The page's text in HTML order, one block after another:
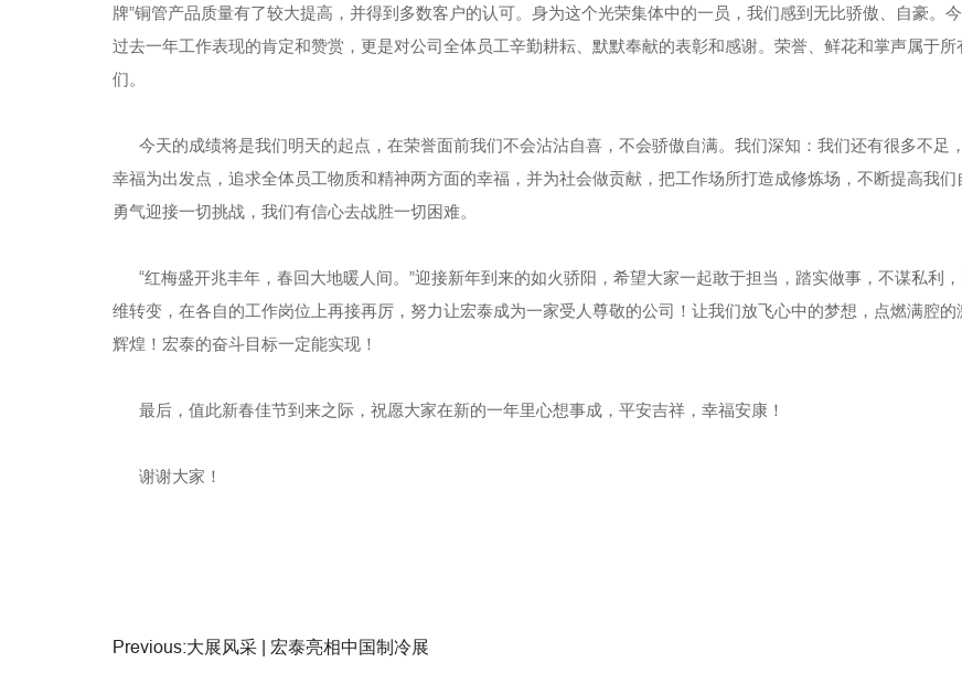
牌”铜管产品质量有了较大提高，并得到多数客户的认可。身为这个光荣集体中的一员，我们感到无比骄傲、自豪。
过去一年工作表现的肯定和赞赏，更是对公司全体员工辛勤耕耘、默默奉献的表彰和感谢。荣誉、鲜花和掌声属于
们。
今天的成绩将是我们明天的起点，在荣誉面前我们不会沾沾自喜，不会骄傲自满。我们深知：我们还有很多不足
幸福为出发点，追求全体员工物质和精神两方面的幸福，并为社会做贡献，把工作场所打造成修炼场，不断提高我
勇气迎接一切挑战，我们有信心去战胜一切困难。
“红梅盛开兆丰年，春回大地暖人间。”迎接新年到来的如火骄阳，希望大家一起敢于担当，踏实做事，不谋私利
维转变，在各自的工作岗位上再接再厉，努力让宏泰成为一家受人尊敬的公司！让我们放飞心中的梦想，点燃满腔
辉煌！宏泰的奋斗目标一定能实现！
最后，值此新春佳节到来之际，祝愿大家在新的一年里心想事成，平安吉祥，幸福安康！
谢谢大家！
Previous:大展风采 | 宏泰亮相中国制冷展